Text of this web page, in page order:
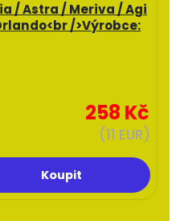
/ Astra / Meriva / Agi
/>Výrobce:
258 Kč
(11 EUR)